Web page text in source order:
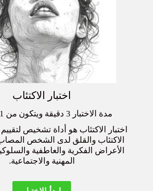
اختبار الاكتئاب
مدة الاختبار 3 دقيقة ويتكون من 21 سؤال.
اختبار الاكتئاب هو أداة تشخيص
الاكتئاب والقلق لدى الشخص
الأعراض الفكرية والعاطفية
المهنية والاجتماعية.